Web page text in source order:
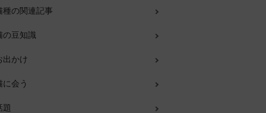
種の関連記事
の豆知識
出かけ
に会う
題